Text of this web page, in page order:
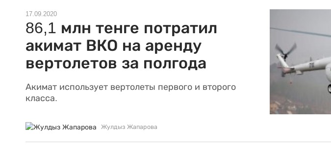
17.09.2020
86,1 млн тенге потратил
акимат ВКО на аренду
вертолетов за полгода
Акимат использует вертолеты первого и второго
класса.
Жулдыз Жапарова